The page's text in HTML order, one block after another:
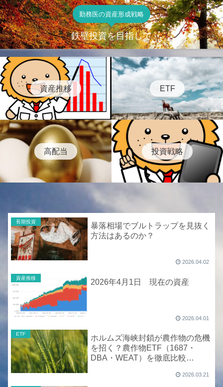
勤務医の資産形成戦略
鉄壁投資を目指して
資産推移 ETF
高配当 投資戦略
長期投資
暴落相場でブルトラップを見抜く
方法はあるのか？
2026.04.02
資産推移 2026年4月1日 現在の資産
2026.04.01
ETF
ホルムズ海峡封鎖が農作物の危機
を招く？農作物ETF（1687・
DBA・WEAT）を徹底比較
2026.03.21